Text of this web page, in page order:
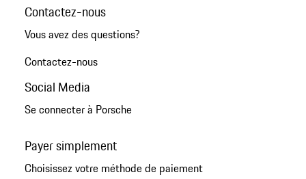
Contactez-nous
Vous avez des questions?
Contactez-nous
Social Media
Se connecter à Porsche
Payer simplement
Choisissez votre méthode de paiement